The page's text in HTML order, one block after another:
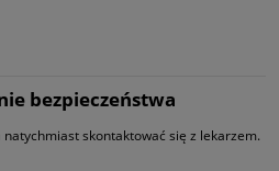
bezpieczeństwa
natychmiast skontaktować się z lekarzem.